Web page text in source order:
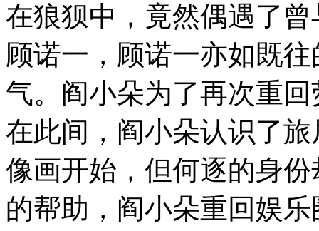
在狼狈中，竟然偶遇了
顾诺一，顾诺一亦如既
气。阎小朵为了再次重
在此间，阎小朵认识了
像画开始，但何逐的身
的帮助，阎小朵重回娱